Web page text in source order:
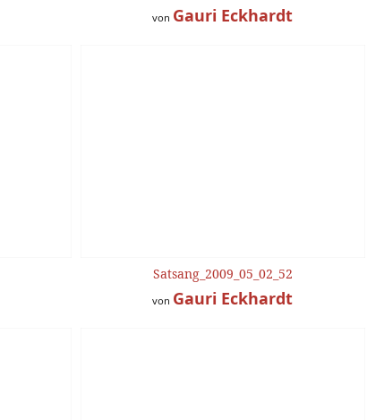
von Gauri Eckhardt
Satsang_2009_05_02_52
von Gauri Eckhardt